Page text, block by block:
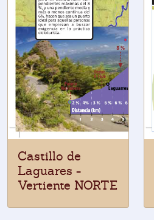
Castillo de
Laguares -
Vertiente NORTE